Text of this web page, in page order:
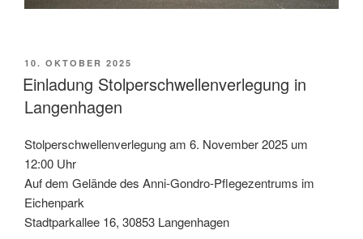
VERÖFFENTLICHT
AM
10. OKTOBER 2025
Einladung Stolperschwellenverlegung in
Langenhagen
Stolperschwellenverlegung am 6. November 2025 um
12:00 Uhr
Auf dem Gelände des Anni-Gondro-Pflegezentrums im
Eichenpark
Stadtparkallee 16, 30853 Langenhagen